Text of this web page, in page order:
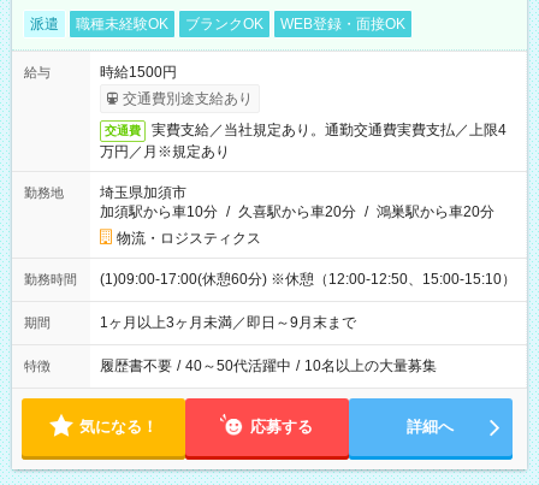
派遣 職種未経験OK ブランクOK WEB登録・面接OK
給与
時給1500円
交通費別途支給あり
交通費
実費支給／当社規定あり。通勤交通費実費支払／上限4
万円／月※規定あり
勤務地
埼玉県加須市
加須駅から車10分 / 久喜駅から車20分 / 鴻巣駅から車20分
物流・ロジスティクス
勤務時間 (1)09:00-17:00(休憩60分) ※休憩（12:00-12:50、15:00-15:10）
期間 1ヶ月以上3ヶ月未満／即日～9月末まで
特徴 履歴書不要 / 40～50代活躍中 / 10名以上の大量募集
気になる！ 応募する 詳細へ